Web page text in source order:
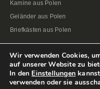
Kamine aus Polen
Geländer aus Polen
Briefkästen aus Polen
Wir verwenden Cookies,
auf unserer Website zu
In den Einstellungen
verwenden oder sie